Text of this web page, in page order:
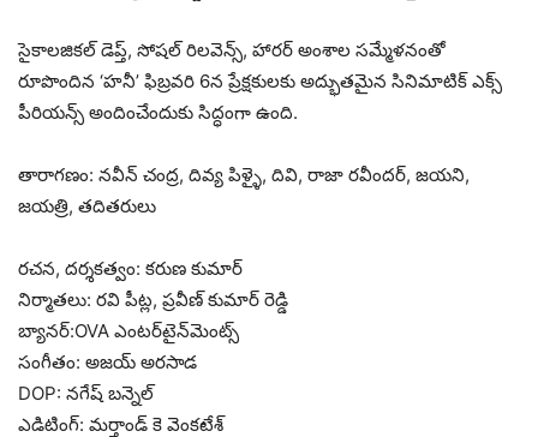
సైకాలజికల్ డెప్త్, సోషల్ రిలవెన్స్, హారర్ అంశాల సమ్మేళనంతో
రూపొందిన ‘హనీ’ ఫిబ్రవరి 6న ప్రేక్షకులకు అద్భుతమైన సినిమాటిక్ ఎక్స్
పీరియన్స్ అందించేందుకు సిద్ధంగా ఉంది.
తారాగణం: నవీన్ చంద్ర, దివ్య పిళ్ళై, దివి, రాజా రవీందర్, జయని,
జయత్రి, తదితరులు
రచన, దర్శకత్వం: కరుణ కుమార్
నిర్మాతలు: రవి పీట్ల, ప్రవీణ్ కుమార్ రెడ్డి
బ్యానర్:OVA ఎంటర్‌టైన్‌మెంట్స్
సంగీతం: అజయ్ అరసాడ
DOP: నగేష్ బన్నెల్
ఎడిటింగ్: మర్తాండ్ కె వెంకటేశ్